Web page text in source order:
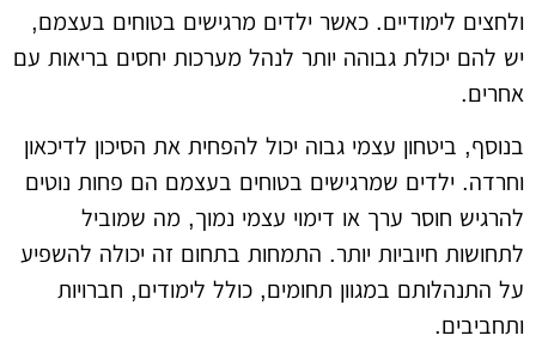
ולחצים לימודיים. כאשר ילדים מרגישים בטוחים בעצמם,
יש להם יכולת גבוהה יותר לנהל מערכות יחסים בריאות עם
אחרים.
בנוסף, ביטחון עצמי גבוה יכול להפחית את הסיכון לדיכאון
וחרדה. ילדים שמרגישים בטוחים בעצמם הם פחות נוטים
להרגיש חוסר ערך או דימוי עצמי נמוך, מה שמוביל
לתחושות חיוביות יותר. התמחות בתחום זה יכולה להשפיע
על התנהלותם במגוון תחומים, כולל לימודים, חברויות
ותחביבים.